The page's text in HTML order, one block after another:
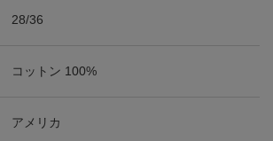
28/36
コットン 100%
アメリカ